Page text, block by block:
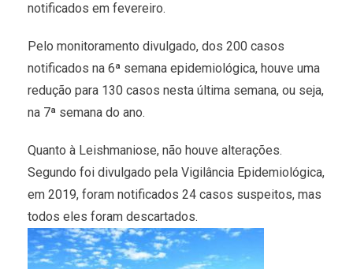
notificados em fevereiro.
Pelo monitoramento divulgado, dos 200 casos
notificados na 6ª semana epidemiológica, houve uma
redução para 130 casos nesta última semana, ou seja,
na 7ª semana do ano.
Quanto à Leishmaniose, não houve alterações.
Segundo foi divulgado pela Vigilância Epidemiológica,
em 2019, foram notificados 24 casos suspeitos, mas
todos eles foram descartados.